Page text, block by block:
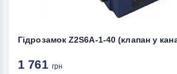
Гідрозамок Z2S6А-1-40 (клапан у
1 761 грн